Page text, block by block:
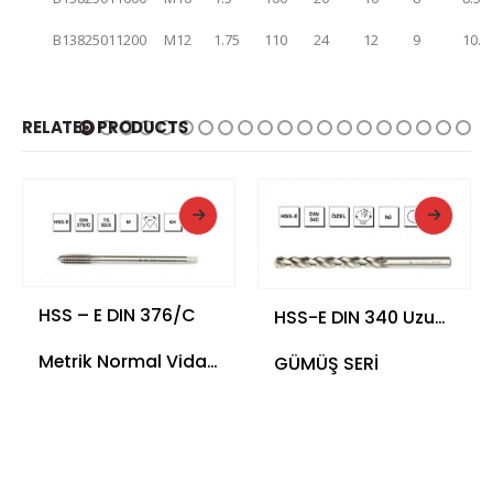
B13825011200 M12 1.75 110 24 12 9 10.
RELATED PRODUCTS
HSS – E DIN 376/C
Metrik Normal Vidalı Düz Kanallı
HSS-E DIN 340 Uzun Matkap Ucu
GÜMÜŞ SERİ
READ MORE READ MORE